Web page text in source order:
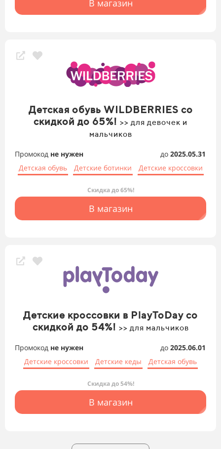
В магазин
Детская обувь WILDBERRIES со
скидкой до 65%! >> для девочек и
мальчиков
Промокод не нужен до 2025.05.31
Детская обувь
Детские ботинки Детские кроссовки
Скидка до 65%!
В магазин
Детские кроссовки в PlayToDay со
скидкой до 54%! >> для мальчиков
Промокод не нужен до 2025.06.01
Детские кроссовки
Детские кеды Детская обувь
Скидка до 54%!
В магазин